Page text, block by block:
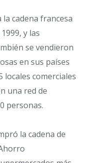
cadena francesa
y las
se vendieron
en sus países
locales comerciales
una red de
personas.
la cadena de